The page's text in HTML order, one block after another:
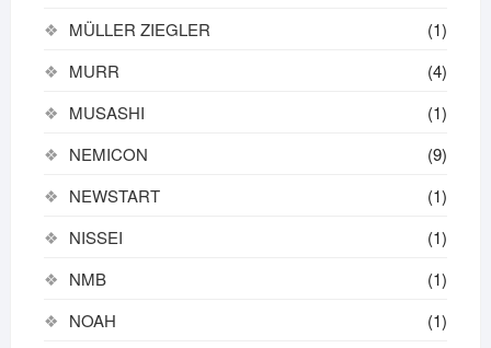
MÜLLER ZIEGLER
(1)
MURR
(4)
MUSASHI
(1)
NEMICON
(9)
NEWSTART
(1)
NISSEI
(1)
NMB
(1)
NOAH
(1)